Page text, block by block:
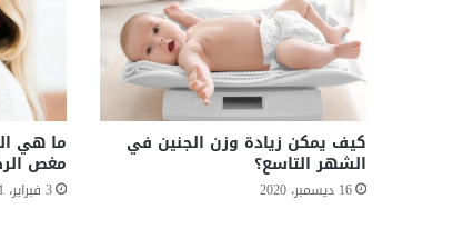
كيف يمكن زيادة وزن الجنين في
الشهر التاسع؟
16 ديسمبر، 2020
ما هي
مغص
3 فبراير، 2021